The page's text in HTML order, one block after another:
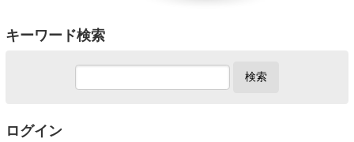
キーワード検索
検索
ログイン